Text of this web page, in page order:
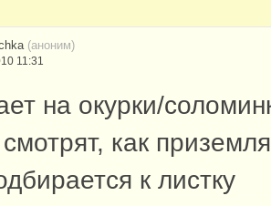
(аноним)
11:31
на окурки/
как
к листку